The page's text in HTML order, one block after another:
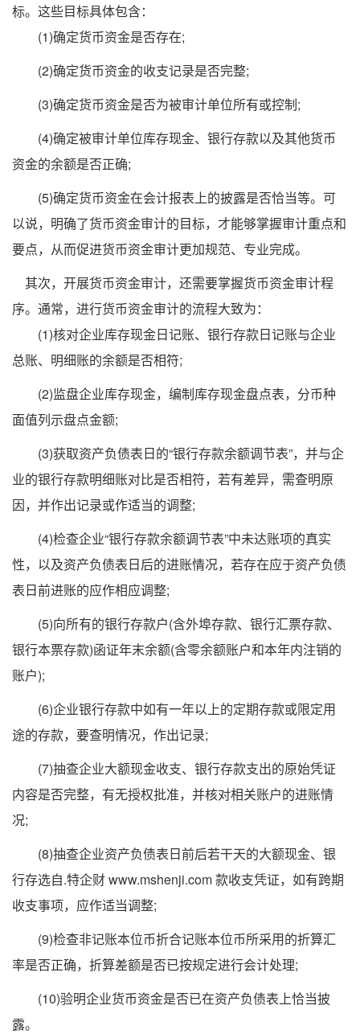
标。这些目标具体包含：
(1)确定货币资金是否存在;
(2)确定货币资金的收支记录是否完整;
(3)确定货币资金是否为被审计单位所有或控制;
(4)确定被审计单位库存现金、银行存款以及其他货币
资金的余额是否正确;
(5)确定货币资金在会计报表上的披露是否恰当等。可
以说，明确了货币资金审计的目标，才能够掌握审计重点和
要点，从而促进货币资金审计更加规范、专业完成。
其次，开展货币资金审计，还需要掌握货币资金审计程
序。通常，进行货币资金审计的流程大致为：
(1)核对企业库存现金日记账、银行存款日记账与企业
总账、明细账的余额是否相符;
(2)监盘企业库存现金，编制库存现金盘点表，分币种
面值列示盘点金额;
(3)获取资产负债表日的“银行存款余额调节表”，并与企
业的银行存款明细账对比是否相符，若有差异，需查明原
因，并作出记录或作适当的调整;
(4)检查企业“银行存款余额调节表”中未达账项的真实
性，以及资产负债表日后的进账情况，若存在应于资产负债
表日前进账的应作相应调整;
(5)向所有的银行存款户(含外埠存款、银行汇票存款、
银行本票存款)函证年末余额(含零余额账户和本年内注销的
账户);
(6)企业银行存款中如有一年以上的定期存款或限定用
途的存款，要查明情况，作出记录;
(7)抽查企业大额现金收支、银行存款支出的原始凭证
内容是否完整，有无授权批准，并核对相关账户的进账情
况;
(8)抽查企业资产负债表日前后若干天的大额现金、银
行存选自.特企财www.mshenji.com款收支凭证，如有跨期
收支事项，应作适当调整;
(9)检查非记账本位币折合记账本位币所采用的折算汇
率是否正确，折算差额是否已按规定进行会计处理;
(10)验明企业货币资金是否已在资产负债表上恰当披
露。